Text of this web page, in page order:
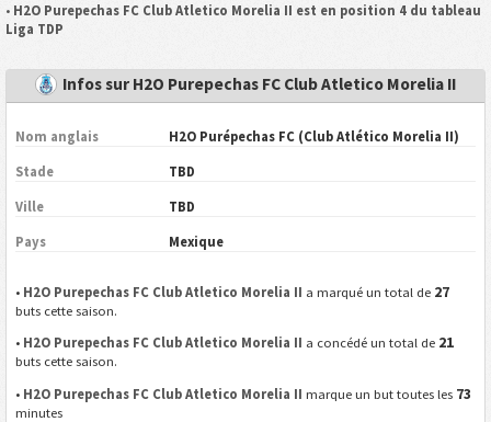
• H2O Purepechas FC Club Atletico Morelia II est en position 4 du tableau
Liga TDP
Infos sur H2O Purepechas FC Club Atletico Morelia II
Nom anglais H2O Purépechas FC (Club Atlético Morelia II)
Stade TBD
Ville TBD
Pays Mexique
• H2O Purepechas FC Club Atletico Morelia II a marqué un total de 27
buts cette saison.
• H2O Purepechas FC Club Atletico Morelia II a concédé un total de 21
buts cette saison.
• H2O Purepechas FC Club Atletico Morelia II marque un but toutes les 73
minutes